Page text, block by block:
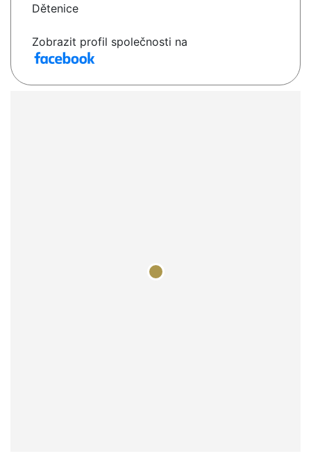
Dětenice
Zobrazit profil společnosti na